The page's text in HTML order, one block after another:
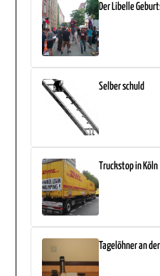
Der Libelle
Selber schuld
Truckstop in Köln
Tagelöhner an